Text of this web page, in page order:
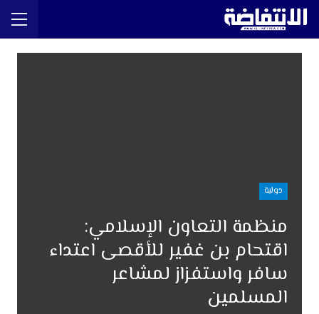
دولية
منظمة التعاون الإسلامي:
اقتحام بن غفير للأقصى اعتداء
سافر واستفزاز لمشاعر
المسلمين